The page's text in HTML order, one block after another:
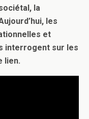
la
les
et
interrogent sur les
lien.